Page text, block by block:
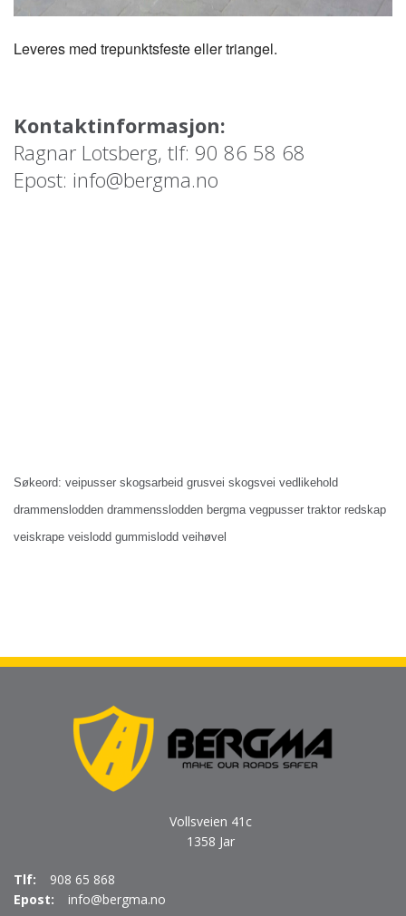
Leveres med trepunktsfeste eller triangel.
Kontaktinformasjon:
Ragnar Lotsberg, tlf: 90 86 58 68
Epost: info@bergma.no
Søkeord: veipusser skogsarbeid grusvei skogsvei vedlikehold
drammenslodden drammensslodden bergma vegpusser traktor redskap
veiskrape veislodd gummislodd veihøvel
Vollsveien 41c
1358 Jar
Tlf:
908 65 868
Epost:
info@bergma.no